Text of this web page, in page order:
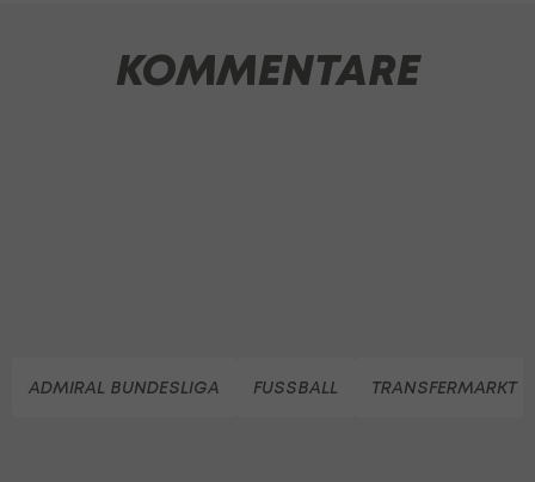
KOMMENTARE
ADMIRAL BUNDESLIGA FUSSBALL TRANSFERMARKT